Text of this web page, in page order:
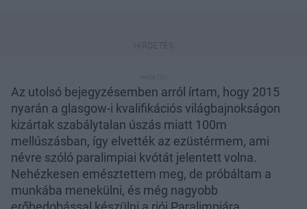
Az utolsó bejegyzésemben arról írtam, hogy 2015
nyarán a glasgow-i kvalifikációs világbajnokságon
kizártak szabálytalan úszás miatt 100m
mellúszásban, így elvették az ezüstérmem, ami
névre szóló paralimpiai kvótát jelentett volna.
Nehézkesen emésztettem meg, de próbáltam a
munkába menekülni, és még nagyobb